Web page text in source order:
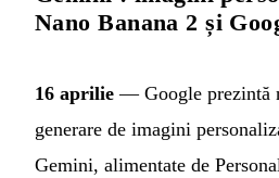
Nano Banana 2 și
16 aprilie — Google prezintă
generare de imagini
Gemini, alimentate de